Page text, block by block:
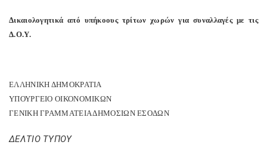
Δικαιολογητικά από υπήκοους τρίτων χωρών για συναλλαγές με τις
Δ.Ο.Υ.
ΕΛΛΗΝΙΚΗ ΔΗΜΟΚΡΑΤΙΑ
ΥΠΟΥΡΓΕΙΟ ΟΙΚΟΝΟΜΙΚΩΝ
ΓΕΝΙΚΗ ΓΡΑΜΜΑΤΕΙΑ ΔΗΜΟΣΙΩΝ ΕΣΟΔΩΝ
ΔΕΛΤΙΟ ΤΥΠΟΥ